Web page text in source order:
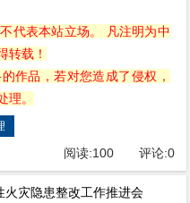
代表本站立场。 凡注明为中
转载！
作品，若对您造成了侵权，
理。
阅读:100评论:0
灾隐患整改工作推进会